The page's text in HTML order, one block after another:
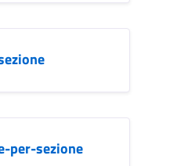
per-sezione